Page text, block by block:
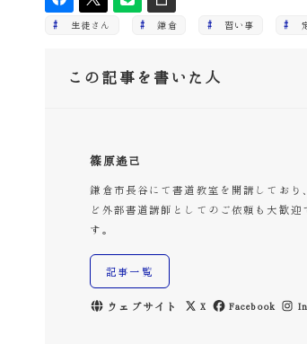
生徒さん 鎌倉 習い事
この記事を書いた人
篠原遙己
鎌倉市長谷にて書道教室を開講してお
ど外部書道講師としてのご依頼も大歓
す。
記事一覧
ウェブサイト X Facebook